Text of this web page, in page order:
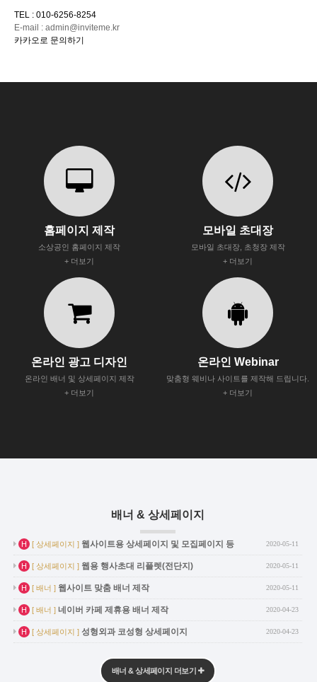
TEL : 010-6256-8254
E-mail : admin@inviteme.kr
카카오로 문의하기
홈페이지 제작
소상공인 홈페이지 제작
+ 더보기
모바일 초대장
모바일 초대장, 초청장 제작
+ 더보기
온라인 광고 디자인
온라인 배너 및 상세페이지 제작
+ 더보기
온라인 Webinar
맞춤형 웨비나 사이트를 제작해 드립니다.
+ 더보기
배너 & 상세페이지
H
[ 상세페이지 ] 웹사이트용 상세페이지 및 모집페이지 등 2020-05-11
H
인기글
[ 상세페이지 ] 웹용 행사초대 리플렛(전단지) 2020-05-11
H
인기글
[ 배너 ] 웹사이트 맞춤 배너 제작 2020-05-11
H
인기글
[ 배너 ] 네이버 카페 제휴용 배너 제작 2020-04-23
H
인기글
[ 상세페이지 ] 성형외과 코성형 상세페이지 2020-04-23
배너 & 상세페이지 더보기